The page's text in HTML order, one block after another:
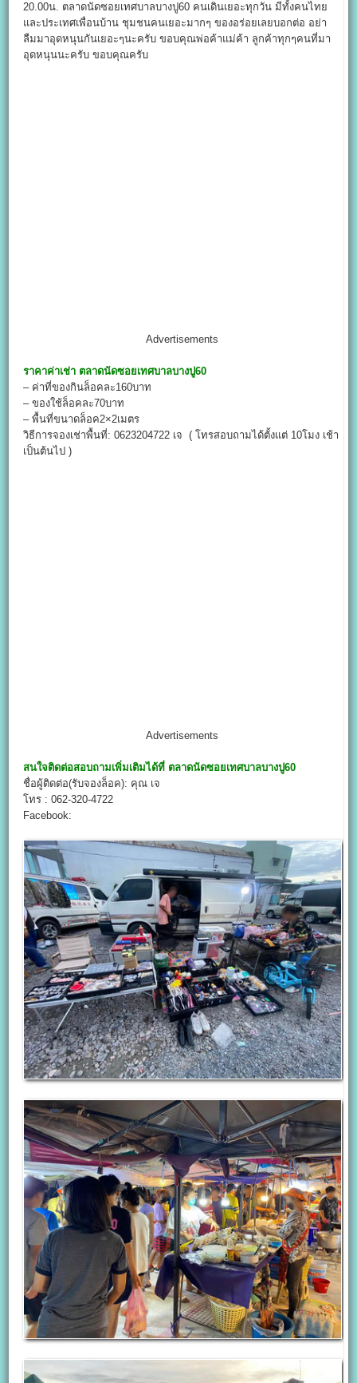
20.00น. ตลาดนัดซอยเทศบาลบางปู60 คนเดินเยอะทุกวัน มีทั้งคนไทย
และประเทศเพื่อนบ้าน ชุมชนคนเยอะมากๆ ของอร่อยเลยบอกต่อ อย่า
ลืมมาอุดหนุนกันเยอะๆนะครับ ขอบคุณพ่อค้าแม่ค้า ลูกค้าทุกๆคนที่มา
อุดหนุนนะครับ ขอบคุณครับ
Advertisements
ราคาค่าเช่า ตลาดนัดซอยเทศบาลบางปู60
– ค่าที่ของกินล็อคละ160บาท
– ของใช้ล็อคละ70บาท
– พื้นที่ขนาดล็อค2×2เมตร
วิธีการจองเช่าพื้นที่: 0623204722 เจ ( โทรสอบถามได้ตั้งแต่ 10โมง เช้า
เป็นต้นไป )
Advertisements
สนใจติดต่อสอบถามเพิ่มเติมได้ที่ ตลาดนัดซอยเทศบาลบางปู60
ชื่อผู้ติดต่อ(รับจองล็อค): คุณ เจ
โทร : 062-320-4722
Facebook: